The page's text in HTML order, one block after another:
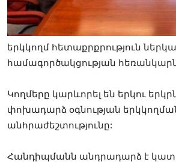
երկկողմ հետաքրքրություն
համագործակցության
Կողմերը կարևորել են երկու
փոխադարձ օգնության
անհրաժեշտությունը:
Հանդիպմանն անդրադարձ է